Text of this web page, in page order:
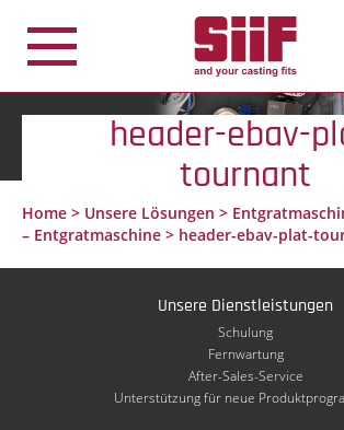
header-ebav-
tournant
Home > Unsere Lösungen >
– Entgratmaschine > header-ebav-plat-
Unsere Dienstleistungen
Schulung
Fernwartung
After-Sales-Service
Unterstützung für neue